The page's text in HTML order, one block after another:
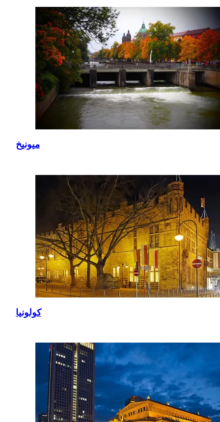
ميونيخ
كولونيا